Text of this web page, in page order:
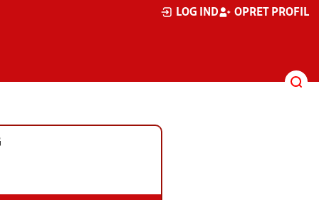
LOG IND OPRET PROFIL